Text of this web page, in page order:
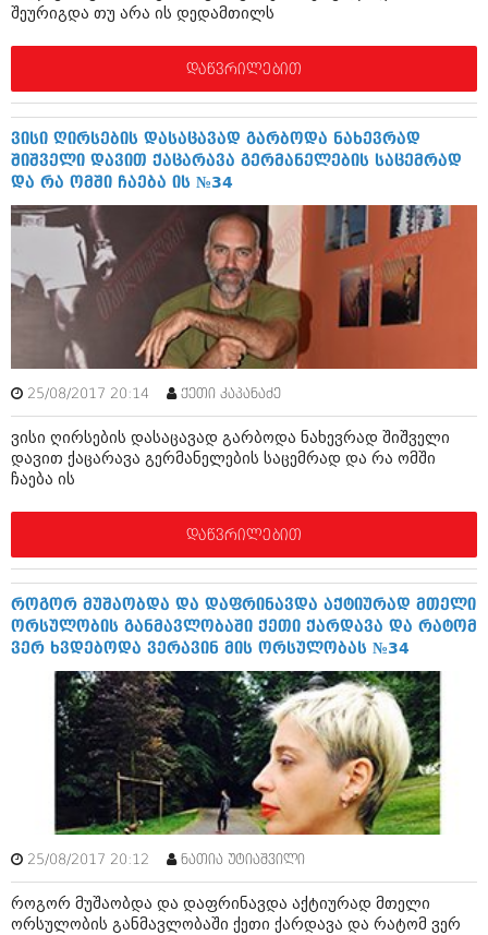
დაიჯესტი
ისტორია
სხვადასხვა
ანონსი
არქივი
აგვისტო 2018 (162)
ივლისი 2018 (223)
ივნისი 2018 (244)
მაისი 2018 (211)
აპრილი 2018 (194)
თებერვალი 2018 (208)
დეკემბერი 2017 (243)
ნოემბერი 2017 (212)
სექტემბერი 2017 (261)
აგვისტო 2017 (212)
ივლისი 2017 (233)
მაისი 2017 (216)
აპრილი 2017 (220)
მარტი 2017 (212)
იანვარი 2017 (246)
დეკემბერი 2016 (207)
ნოემბერი 2016 (207)
ოქტომბერი 2016 (257)
სექტემბერი 2016 (224)
აგვისტო 2016 (258)
ივლისი 2016 (211)
ივნისი 2016 (221)
მაისი 2016 (261)
აპრილი 2016 (215)
მარტი 2016 (200)
თებერვალი 2016 (250)
ნოემბერი 2020 (103)
სექტემბერი 2020 (204)
აგვისტო 2020 (249)
ივლისი 2020 (204)
ივნისი 2020 (249)
არქივის ზომის ნახვა
შეურიგდა თუ არა ის დედამთილს
დაწვრილებით
ვისი ღირსების დასაცავად გარბოდა ნახევრად
შიშველი დავით ქაცარავა გერმანელების საცემრად
და რა ომში ჩაება ის №34
25/08/2017 20:14 ქეთი კაპანაძე
ვისი ღირსების დასაცავად გარბოდა ნახევრად შიშველი
დავით ქაცარავა გერმანელების საცემრად და რა ომში
ჩაება ის
დაწვრილებით
როგორ მუშაობდა და დაფრინავდა აქტიურად მთელი
ორსულობის განმავლობაში ქეთი ქარდავა და რატომ
ვერ ხვდებოდა ვერავინ მის ორსულობას №34
25/08/2017 20:12 ნათია უტიაშვილი
როგორ მუშაობდა და დაფრინავდა აქტიურად მთელი
ორსულობის განმავლობაში ქეთი ქარდავა და რატომ ვერ